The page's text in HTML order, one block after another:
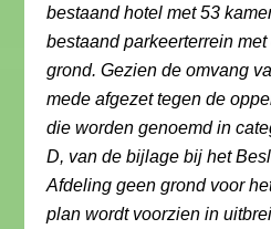
bestaand hotel met 53
bestaand parkeerterrein
grond. Gezien de omvang
mede afgezet tegen de
die worden genoemd in
D, van de bijlage bij het
Afdeling geen grond voor
plan wordt voorzien in